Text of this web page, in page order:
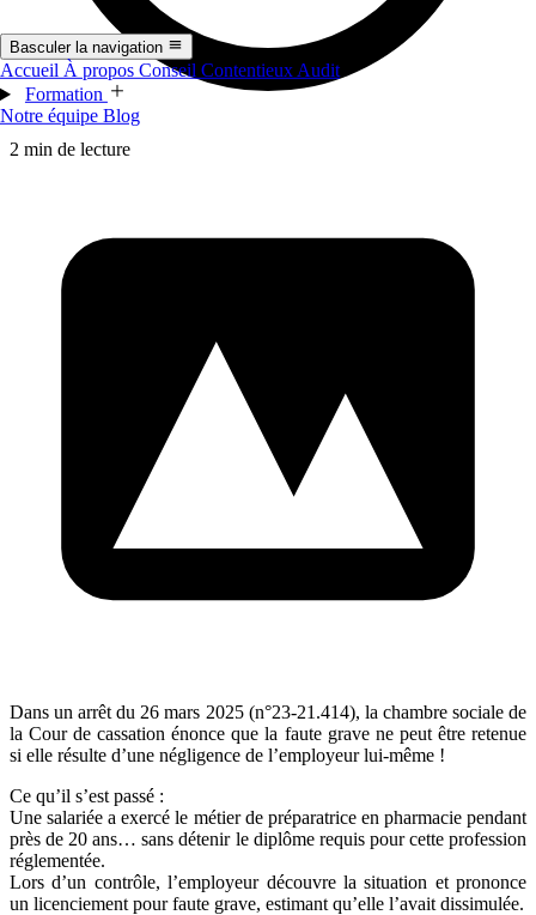
Basculer la navigation
Accueil À propos Conseil Contentieux Audit
Formation
Notre équipe Blog
2 min de lecture
Dans un arrêt du 26 mars 2025 (n°23-21.414), la chambre sociale de
la Cour de cassation énonce que la faute grave ne peut être retenue
si elle résulte d’une négligence de l’employeur lui-même !
Ce qu’il s’est passé :
Une salariée a exercé le métier de préparatrice en pharmacie pendant
près de 20 ans… sans détenir le diplôme requis pour cette profession
réglementée.
Lors d’un contrôle, l’employeur découvre la situation et prononce
un licenciement pour faute grave, estimant qu’elle l’avait dissimulée.